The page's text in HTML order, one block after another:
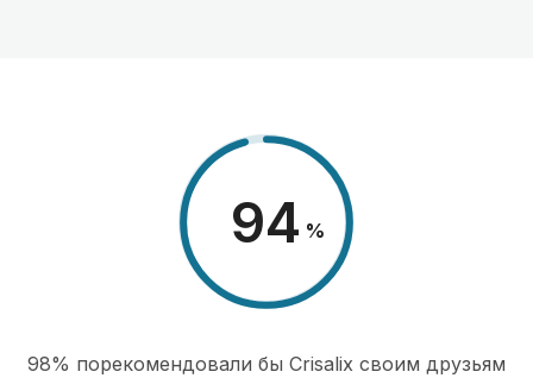
98 %
98% порекомендовали бы Сrisalix cвоим друзьям